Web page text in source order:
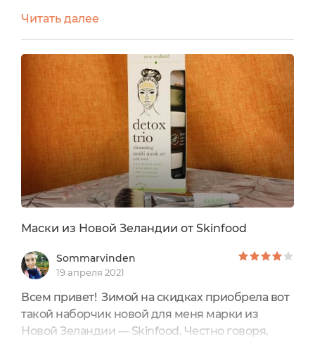
впечатлениями, но и успеть забежать в
последний вагон для участия в Большом
конкурсе. Может быть, кто-то да и заметил мое
отсутствие на портале.. У меня сейчас крайне
тяжелое время, времени и сил на Экоголик уже
катастрофически не хватает. Но! Отзыву быть! ...
Читать далее
Маски из Новой Зеландии от Skinfood
Sommarvinden
19 апреля 2021
Всем привет! Зимой на скидках приобрела вот
такой наборчик новой для меня марки из
Новой Зеландии — Skinfood. Честно говоря,